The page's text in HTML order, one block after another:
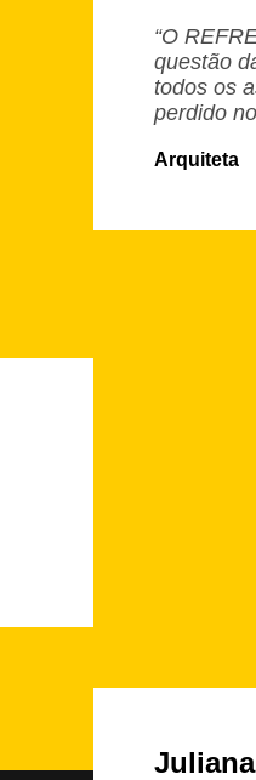
“O
questão
todos os
perdido
Arquiteta